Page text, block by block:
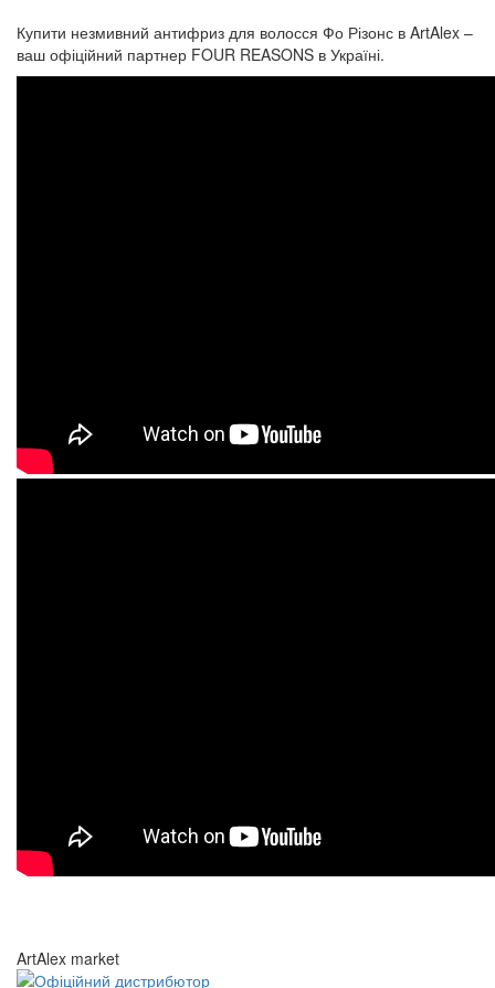
Купити незмивний антифриз для волосся Фо Різонс в ArtAlex –
ваш офіційний партнер FOUR REASONS в Україні.
ArtAlex market